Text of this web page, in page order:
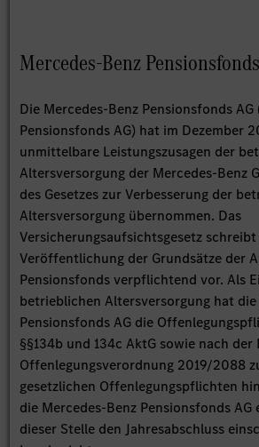
Mercedes-Benz
Die Mercedes-Benz Pensionsfonds
Pensionsfonds AG) hat im Dezember
unmittelbare Leistungszusagen der
Altersversorgung der Mercedes-Benz
des Gesetzes zur Verbesserung der
Altersversorgung übernommen. Das
Versicherungsaufsichtsgesetz
Veröffentlichung der Grundsätze der
Pensionsfonds verpflichtend vor. Als
betrieblichen Altersversorgung hat
Pensionsfonds AG die
§§134b und 134c AktG sowie nach der
Offenlegungsverordnung 2019/2088
gesetzlichen Offenlegungspflichten
die Mercedes-Benz Pensionsfonds AG
dieser Stelle den Jahresabschluss